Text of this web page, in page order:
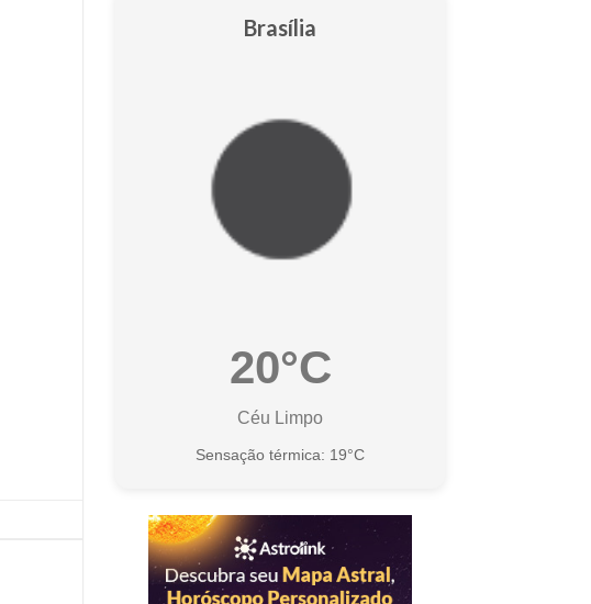
Brasília
20°C
Céu Limpo
Sensação térmica: 19°C